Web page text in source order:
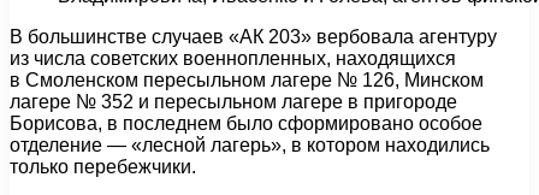
В большинстве случаев «АК 203» вербовала агентуру
из числа советских военнопленных, находящихся
в Смоленском пересыльном лагере № 126, Минском
лагере № 352 и пересыльном лагере в пригороде
Борисова, в последнем было сформировано особое
отделение — «лесной лагерь», в котором находились
только перебежчики.